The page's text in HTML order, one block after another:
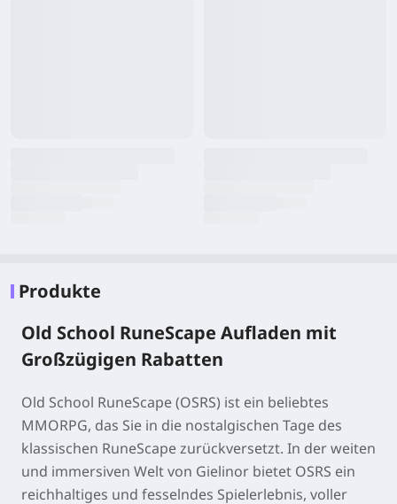
Produkte
Old School RuneScape Aufladen mit
Großzügigen Rabatten
Old School RuneScape (OSRS) ist ein beliebtes
MMORPG, das Sie in die nostalgischen Tage des
klassischen RuneScape zurückversetzt. In der weiten
und immersiven Welt von Gielinor bietet OSRS ein
reichhaltiges und fesselndes Spielerlebnis, voller